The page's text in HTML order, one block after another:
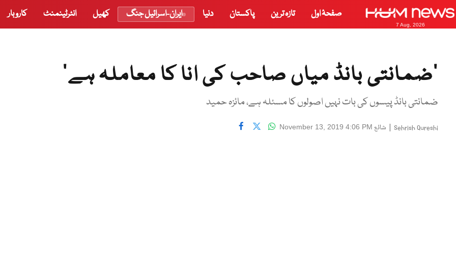
7 Aug, 2026
صفحۂ اول تازہ ترین پاکستان دنیا ایران-اسرائیل جنگ کھیل انٹرٹینمنٹ کاروبار
’ضمانتی بانڈ میاں صاحب کی انا کا معاملہ ہے‘
ضمانتی بانڈ پیسوں کی بات نہیں اصولوں کا مسئلہ ہے، مائزہ حمید
Sehrish Qureshi
| شائع November 13, 2019 4:06 PM